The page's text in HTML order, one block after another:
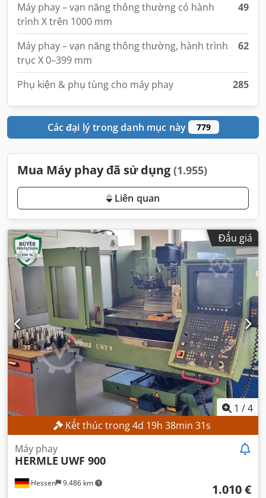
Máy phay – vạn năng thông thường có hành
trình X trên 1000 mm
49
Máy phay – vạn năng thông thường, hành trình
trục X 0–399 mm
62
Phụ kiện & phụ tùng cho máy phay 285
Các đại lý trong danh mục này 779
Mua Máy phay đã sử dụng (1.955)
Liên quan
Đấu giá
1 /4
Kết thúc trong4d 19h 38min 29s
Hessen 9.486 km
Máy phay
HERMLE UWF 900
1.010 €